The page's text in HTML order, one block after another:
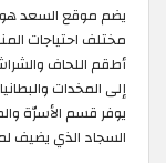
يضم موقع السعد
مختلف احتياجات
أطقم اللحاف
إلى المخدات
يوفر قسم الأسرّة
السجاد الذي يضيف